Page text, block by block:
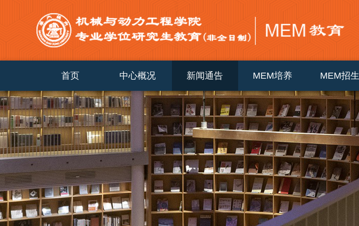
首页 中心概况 新闻通告 MEM培养 MEM招生